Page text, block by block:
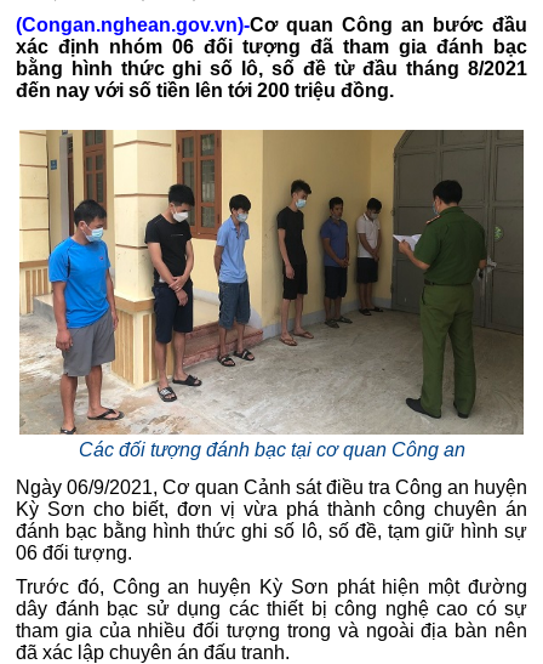
(Congan.nghean.gov.vn)-Cơ quan Công an bước đầu
xác định nhóm 06 đối tượng đã tham gia đánh bạc
bằng hình thức ghi số lô, số đề từ đầu tháng 8/2021
đến nay với số tiền lên tới 200 triệu đồng.
Các đối tượng đánh bạc tại cơ quan Công an
Ngày 06/9/2021, Cơ quan Cảnh sát điều tra Công an huyện
Kỳ Sơn cho biết, đơn vị vừa phá thành công chuyên án
đánh bạc bằng hình thức ghi số lô, số đề, tạm giữ hình sự
06 đối tượng.
Trước đó, Công an huyện Kỳ Sơn phát hiện một đường
dây đánh bạc sử dụng các thiết bị công nghệ cao có sự
tham gia của nhiều đối tượng trong và ngoài địa bàn nên
đã xác lập chuyên án đấu tranh.